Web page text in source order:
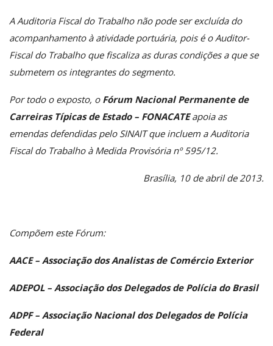
A Auditoria Fiscal do Trabalho não pode ser excluída do
acompanhamento à atividade portuária, pois é o Auditor-
Fiscal do Trabalho que fiscaliza as duras condições a que se
submetem os integrantes do segmento.
Por todo o exposto, o Fórum Nacional Permanente de
Carreiras Típicas de Estado – FONACATEapoia as
emendas defendidas pelo SINAIT que incluem a Auditoria
Fiscal do Trabalho à Medida Provisória nº 595/12.
Brasília, 10 de abril de 2013.
Compõem este Fórum:
AACE – Associação dos Analistas de Comércio Exterior
ADEPOL – Associação dos Delegados de Polícia do Brasil
ADPF – Associação Nacional dos Delegados de Polícia
Federal